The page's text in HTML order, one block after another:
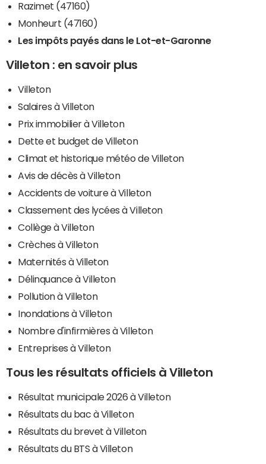
Razimet (47160)
Monheurt (47160)
Les impôts payés dans le Lot-et-Garonne
Villeton : en savoir plus
Villeton
Salaires à Villeton
Prix immobilier à Villeton
Dette et budget de Villeton
Climat et historique météo de Villeton
Avis de décès à Villeton
Accidents de voiture à Villeton
Classement des lycées à Villeton
Collège à Villeton
Crèches à Villeton
Maternités à Villeton
Délinquance à Villeton
Pollution à Villeton
Inondations à Villeton
Nombre d'infirmières à Villeton
Entreprises à Villeton
Tous les résultats officiels à Villeton
Résultat municipale 2026 à Villeton
Résultats du bac à Villeton
Résultats du brevet à Villeton
Résultats du BTS à Villeton